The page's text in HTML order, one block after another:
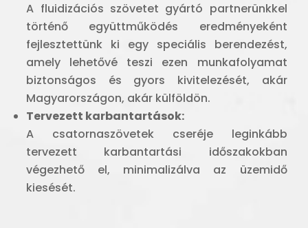
A fluidizációs szövetet gyártó partnerünkkel
történő együttműködés eredményeként
fejlesztettünk ki egy speciális berendezést,
amely lehetővé teszi ezen munkafolyamat
biztonságos és gyors kivitelezését, akár
Magyarországon, akár külföldön.
Tervezett karbantartások:
A csatornaszövetek cseréje leginkább
tervezett karbantartási időszakokban
végezhető el, minimalizálva az üzemidő
kiesését.